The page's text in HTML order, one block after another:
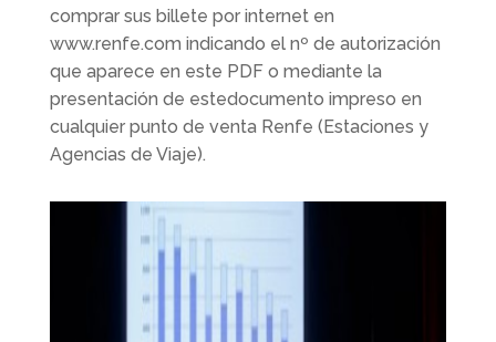
comprar sus billete por internet en
www.renfe.com indicando el nº de autorización
que aparece en este PDF o mediante la
presentación de estedocumento impreso en
cualquier punto de venta Renfe (Estaciones y
Agencias de Viaje).